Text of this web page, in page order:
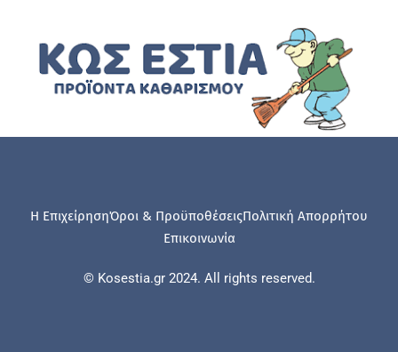
Η ΕπιχείρησηΌροι & ΠροϋποθέσειςΠολιτική Απορρήτου
Επικοινωνία
© Kosestia.gr 2024. All rights reserved.